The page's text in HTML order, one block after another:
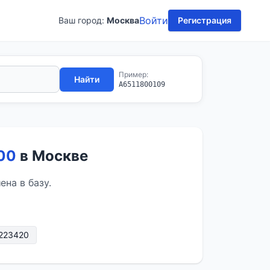
Ваш город: МоскваВойти Регистрация
Найти Пример:
A6511800109
в Москве
в базу.